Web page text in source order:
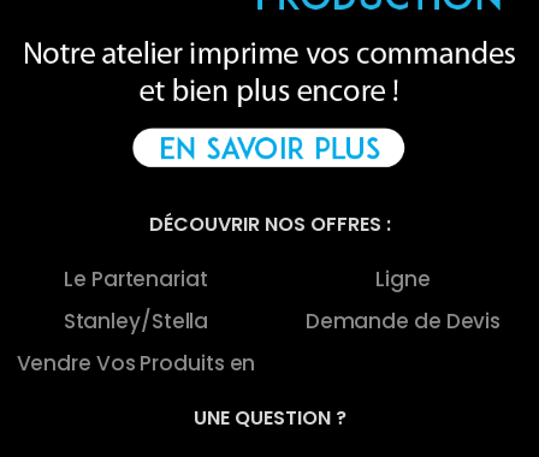
DÉCOUVRIR NOS OFFRES :
Le Partenariat
Stanley/Stella
Vendre Vos Produits en
Ligne
Demande de Devis
UNE QUESTION ?